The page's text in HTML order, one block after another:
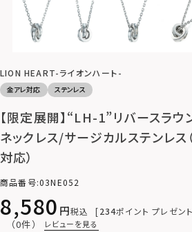
LION HEART-ライオンハート-
金アレ対応 ステンレス
【限定展開】“LH-1”リバースラウ
ネックレス/サージカルステンレス
対応）
商品番号 03NE052
8,580 税込 234ポイント プレゼン
（0件） レビューを見る